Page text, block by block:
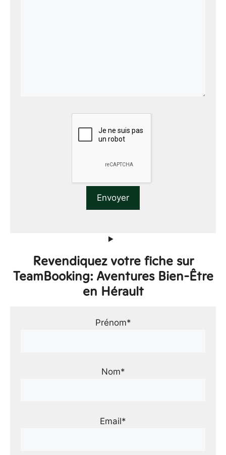
Revendiquez votre fiche sur
TeamBooking: Aventures Bien-Être
en Hérault
Prénom*
Nom*
Email*